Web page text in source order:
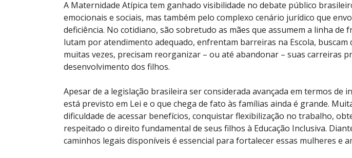
A Maternidade Atípica tem ganhado visibilidade no debate público
emocionais e sociais, mas também pelo complexo cenário jurídico que
deficiência. No cotidiano, são sobretudo as mães que assumem a linha de
lutam por atendimento adequado, enfrentam barreiras na Escola, buscam
muitas vezes, precisam reorganizar – ou até abandonar – suas carreiras
desenvolvimento dos filhos.
Apesar de a legislação brasileira ser considerada avançada em termos de
está previsto em Lei e o que chega de fato às famílias ainda é grande.
dificuldade de acessar benefícios, conquistar flexibilização no trabalho,
respeitado o direito fundamental de seus filhos à Educação Inclusiva.
caminhos legais disponíveis é essencial para fortalecer essas mulheres e